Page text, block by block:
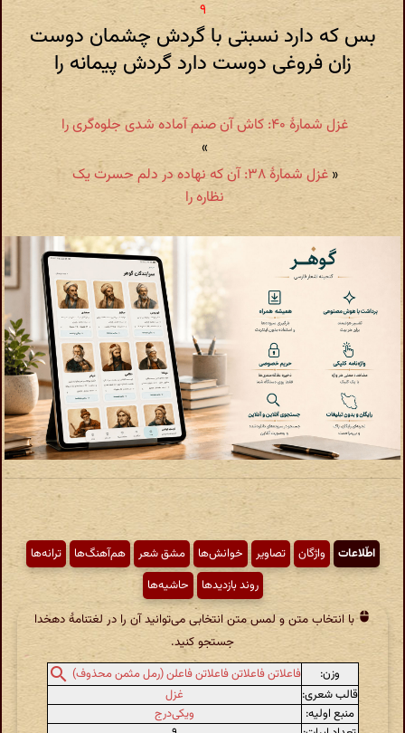
بس که دارد نسبتی با گردش چشمان دوست
زان فروغی دوست دارد گردش پیمانه را
غزل شمارهٔ ۴۰: کاش آن صنم آماده شدی جلوه‌گری را
»
«
غزل شمارهٔ ۳۸: آن که نهاده در دلم حسرت یک
نظاره را
اطّلاعات واژگان تصاویر خوانش‌ها مشق شعر هم‌آهنگ‌ها
ترانه‌ها
روند بازدیدها
حاشیه‌ها
با انتخاب متن و لمس متن انتخابی می‌توانید آن را در لغتنامهٔ دهخدا
جستجو کنید.
وزن:
فاعلاتن فاعلاتن فاعلاتن فاعلن (رمل مثمن محذوف)
قالب شعری:
غزل
منبع اولیه:
ویکی‌درج